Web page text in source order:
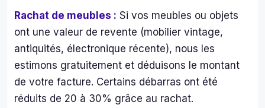
Rachat de meubles : Si vos meubles ou objets
ont une valeur de revente (mobilier vintage,
antiquités, électronique récente), nous les
estimons gratuitement et déduisons le montant
de votre facture. Certains débarras ont été
réduits de 20 à 30% grâce au rachat.